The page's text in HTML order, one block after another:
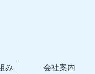
み 会社案内